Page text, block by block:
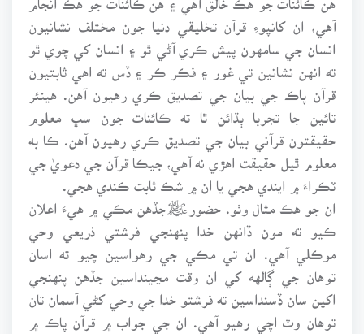
آهي، ان کانپوءِ قرآن تخليقي دنيا جون مختلف نشانيون
انسان جي سامهون پيش ڪري آڻي ٿو ۽ انسان کي چوي ٿو
ته انهن نشانين تي غور ۽ فڪر ڪر ۽ ڏس ته اهي ثابتيون
قرآن پاڪ جي بيان جي تصديق ڪري رهيون آهن. هينئر
تائين جا تجربا ٻڌائن ٿا ته ڪائنات جون سڀ معلوم
حقيقتون قرآني بيان جي تصديق ڪري رهيون آهن. ڪا به
معلوم ٿيل حقيقت اهڙي نه آهي، جيڪا قرآن جي دعويٰ جي
ٽڪراءَ ۾ ايندي هجي يا ان ۾ شڪ ثابت ڪندي هجي.
ان جو هڪ مثال وٺو. حضورﷺجڏهن مڪي ۾ هيءَ اعلان
ڪيو ته مون ڏانهن خدا پنهنجي فرشتي ذريعي وحي
موڪلي آهي. ان تي مڪي جي رهواسين چيو ته اسان
توهان جي ڳالهه کي ان وقت مڃينداسين جڏهن پنهنجي
اکين سان ڏسنداسين ته فرشتو خدا جي وحي کڻي آسمان تان
توهان وٽ اچي رهيو آهي. ان جي جواب ۾ قرآن پاڪ ۾